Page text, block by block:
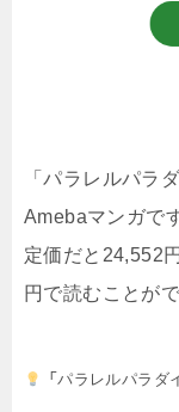
「パラレルパラ
Amebaマンガで
定価だと24,552
円で読むことが
「パラレルパラダ